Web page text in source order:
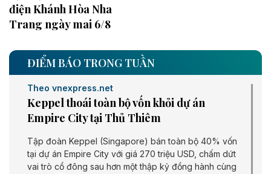
điện Khánh Hòa Nha
Trang ngày mai 6/8
ĐIỂM BÁO TRONG TUẦN
Theo vnexpress.net
Keppel thoái toàn bộ vốn khỏi dự án
Empire City tại Thủ Thiêm
Tập đoàn Keppel (Singapore) bán toàn bộ 40% vốn
tại dự án Empire City với giá 270 triệu USD, chấm dứt
vai trò cổ đông sau hơn một thập kỷ đồng hành cùng